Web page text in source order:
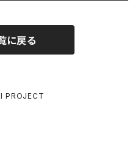
に戻る
PROJECT